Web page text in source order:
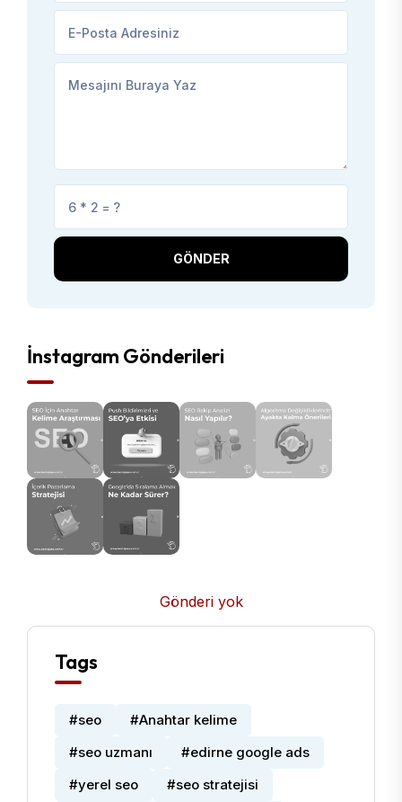
GÖNDER
İnstagram Gönderileri
Gönderi yok
Tags
#seo
#Anahtar kelime
#seo uzmanı
#edirne google ads
#yerel seo
#seo stratejisi